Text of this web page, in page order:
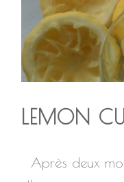
LEMON
Après deux